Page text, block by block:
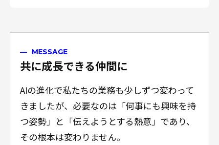
MESSAGE
共に成長できる仲間に
AIの進化で私たちの業務も少しずつ変わって
きましたが、必要なのは「何事にも興味を持
つ姿勢」と「伝えようとする熱意」であり、
その根本は変わりません。